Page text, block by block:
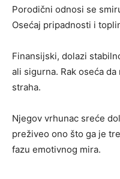
Porodični odnosi se
Osećaj pripadnosti i
Finansijski, dolazi
ali sigurna. Rak oseća
straha.
Njegov vrhunac sreće
preživeo ono što ga je
fazu emotivnog mira.